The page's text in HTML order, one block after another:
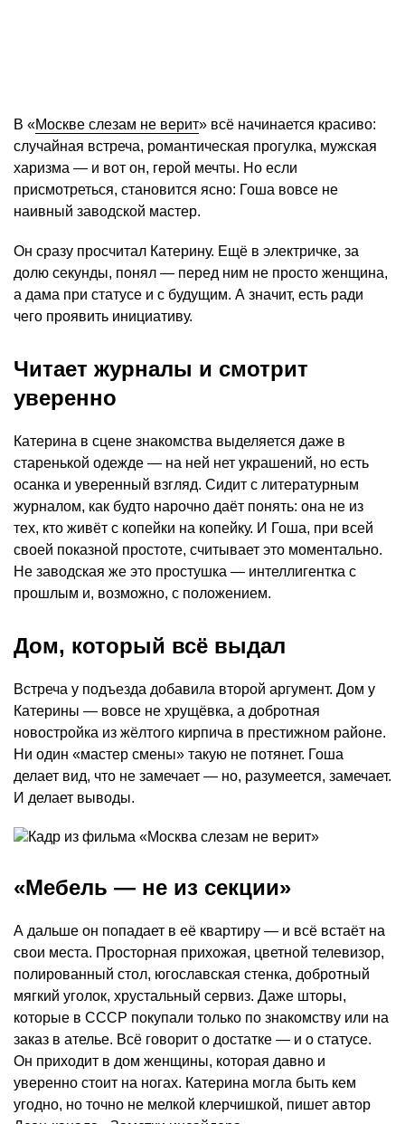
В «Москве слезам не верит» всё начинается красиво:
случайная встреча, романтическая прогулка, мужская
харизма — и вот он, герой мечты. Но если
присмотреться, становится ясно: Гоша вовсе не
наивный заводской мастер.
Он сразу просчитал Катерину. Ещё в электричке, за
долю секунды, понял — перед ним не просто женщина,
а дама при статусе и с будущим. А значит, есть ради
чего проявить инициативу.
Читает журналы и смотрит
уверенно
Катерина в сцене знакомства выделяется даже в
старенькой одежде — на ней нет украшений, но есть
осанка и уверенный взгляд. Сидит с литературным
журналом, как будто нарочно даёт понять: она не из
тех, кто живёт с копейки на копейку. И Гоша, при всей
своей показной простоте, считывает это моментально.
Не заводская же это простушка — интеллигентка с
прошлым и, возможно, с положением.
Дом, который всё выдал
Встреча у подъезда добавила второй аргумент. Дом у
Катерины — вовсе не хрущёвка, а добротная
новостройка из жёлтого кирпича в престижном районе.
Ни один «мастер смены» такую не потянет. Гоша
делает вид, что не замечает — но, разумеется, замечает.
И делает выводы.
«Мебель — не из секции»
А дальше он попадает в её квартиру — и всё встаёт на
свои места. Просторная прихожая, цветной телевизор,
полированный стол, югославская стенка, добротный
мягкий уголок, хрустальный сервиз. Даже шторы,
которые в СССР покупали только по знакомству или на
заказ в ателье. Всё говорит о достатке — и о статусе.
Он приходит в дом женщины, которая давно и
уверенно стоит на ногах. Катерина могла быть кем
угодно, но точно не мелкой клерчишкой, пишет автор